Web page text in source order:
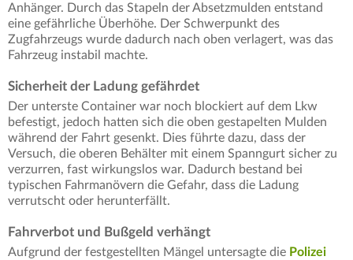
Anhänger. Durch das Stapeln der Absetzmulden entstand
eine gefährliche Überhöhe. Der Schwerpunkt des
Zugfahrzeugs wurde dadurch nach oben verlagert, was das
Fahrzeug instabil machte.
Sicherheit der Ladung gefährdet
Der unterste Container war noch blockiert auf dem Lkw
befestigt, jedoch hatten sich die oben gestapelten Mulden
während der Fahrt gesenkt. Dies führte dazu, dass der
Versuch, die oberen Behälter mit einem Spanngurt sicher zu
verzurren, fast wirkungslos war. Dadurch bestand bei
typischen Fahrmanövern die Gefahr, dass die Ladung
verrutscht oder herunterfällt.
Fahrverbot und Bußgeld verhängt
Aufgrund der festgestellten Mängel untersagte die Polizei